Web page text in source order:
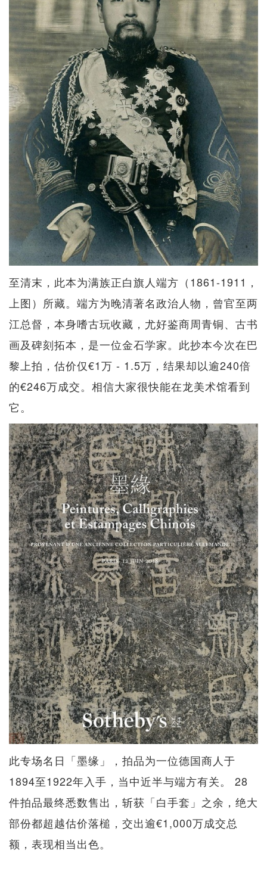
至清末，此本为满族正白旗人端方（1861-1911，
上图）所藏。端方为晚清著名政治人物，曾官至两
江总督，本身嗜古玩收藏，尤好鉴商周青铜、古书
画及碑刻拓本，是一位金石学家。此抄本今次在巴
黎上拍，估价仅€1万 - 1.5万，结果却以逾240倍
的€246万成交。相信大家很快能在龙美术馆看到
它。
此专场名日「墨缘」，拍品为一位德国商人于
1894至1922年入手，当中近半与端方有关。 28
件拍品最终悉数售出，斩获「白手套」之余，绝大
部份都超越估价落槌，交出逾€1,000万成交总
额，表现相当出色。